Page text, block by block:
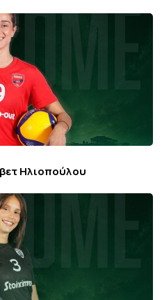
Ηλιοπούλου